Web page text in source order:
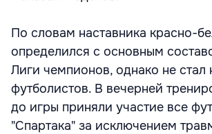
По словам наставника красно-
определился с основным
Лиги чемпионов, однако не стал
футболистов. В вечерней
до игры приняли участие все
"Спартака" за исключением